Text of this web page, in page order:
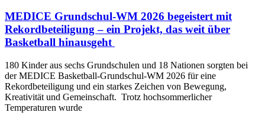
MEDICE Grundschul-WM 2026 begeistert mit
Rekordbeteiligung – ein Projekt, das weit über
Basketball hinausgeht
180 Kinder aus sechs Grundschulen und 18 Nationen sorgten bei
der MEDICE Basketball-Grundschul-WM 2026 für eine
Rekordbeteiligung und ein starkes Zeichen von Bewegung,
Kreativität und Gemeinschaft. Trotz hochsommerlicher
Temperaturen wurde